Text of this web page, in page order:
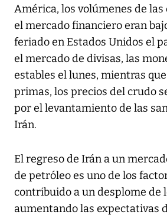
América, los volúmenes de las
el mercado financiero eran
feriado en Estados Unidos el
el mercado de divisas, las
estables el lunes, mientras
primas, los precios del crudo
por el levantamiento de las
Irán.
El regreso de Irán a un
de petróleo es uno de los
contribuido a un desplome de
aumentando las expectativas